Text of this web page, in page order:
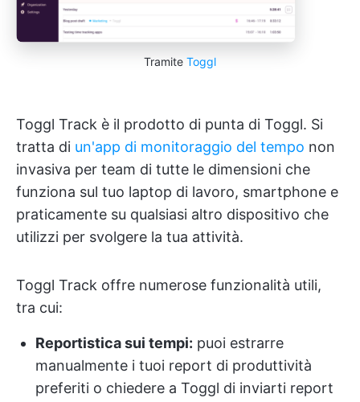
Tramite Toggl
Toggl Track è il prodotto di punta di Toggl. Si
tratta di un'app di monitoraggio del tempo non
invasiva per team di tutte le dimensioni che
funziona sul tuo laptop di lavoro, smartphone e
praticamente su qualsiasi altro dispositivo che
utilizzi per svolgere la tua attività.
Toggl Track offre numerose funzionalità utili,
tra cui:
Reportistica sui tempi: puoi estrarre
manualmente i tuoi report di produttività
preferiti o chiedere a Toggl di inviarti report